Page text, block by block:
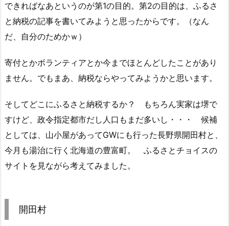
できればなあというのが第1の目的。第2の目的は、ふるさ
と納税の記事を書いてみようと思ったからです。（なん
だ、自分のためかｗ）
寄付とかボランティアとか今までほとんどしたことがあり
ません。でもまあ、納税ならやってみようかと思います。
そしてどこにふるさと納税するか？ もちろん実家は堺で
すけど、政令指定都市だし人口もまだ多いし・・・ 候補
としては、山小屋があってGWにも行った長野県開田村と、
今月も湯治に行く北海道の豊富町。 ふるさとチョイスの
サイトを見ながら考えてみました。
開田村